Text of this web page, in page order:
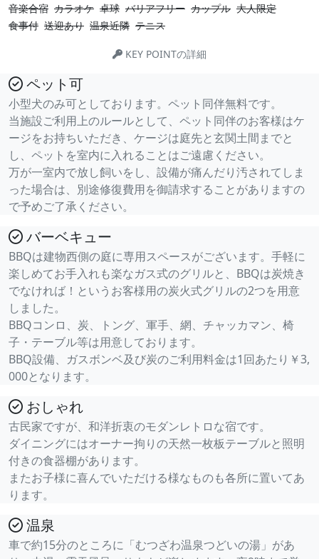
音楽合宿 カラオケ 卓球 バリアフリー カップル 大人限定
食事付 送迎あり 温泉近隣 テニス
KEY POINTの詳細
ペット可
小型犬のみ可としております。ペット同伴無料です。
当施設ご利用上のルールとして、ペット同伴のお客様はケ
ージをお持ちいただき、ケージは庭先と玄関土間までと
し、ペットを室内に入れることはご遠慮ください。
万が一室内で放し飼いをし、設備が痛んだり汚されてしま
った場合は、別途修復費用を御請求することがありますの
で予めご了承ください。
バーベキュー
BBQは建物西側の庭に専用スペースがございます。手軽に
楽しめてお手入れも楽なガス式のグリルと、BBQは炭焼き
でなければ！というお客様用の炭火式グリルの2つを用意
しました。
BBQコンロ、炭、トング、軍手、網、チャッカマン、椅
子・テーブル等は用意しております。
BBQ設備、ガスボンベ及び炭のご利用料金は1回あたり￥3,
000となります。
おしゃれ
古民家ですが、和洋折衷のモダンレトロな宿です。
ダイニングにはオーナー拘りの天然一枚板テーブルと照明
付きの食器棚があります。
またお子様に喜んでいただける様なものも各所に置いてあ
ります。
温泉
車で約15分のところに「むつざわ温泉つどいの湯」があ